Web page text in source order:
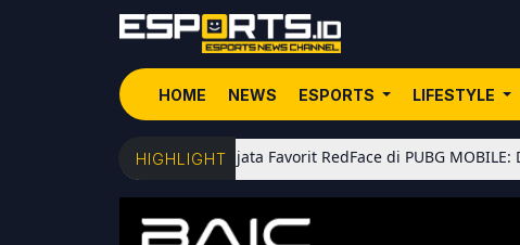
HOME NEWS ESPORTS LIFESTYLE
HIGHLIGHT
5 Senjata Favorit RedFace di PUBG MOBILE: Dari